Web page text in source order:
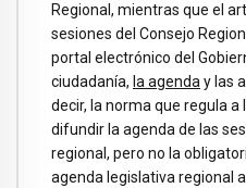
Regional, mientras que el
sesiones del Consejo
portal electrónico del
ciudadanía, la agenda y las
decir, la norma que regula a
difundir la agenda de las
regional, pero no la
agenda legislativa regional